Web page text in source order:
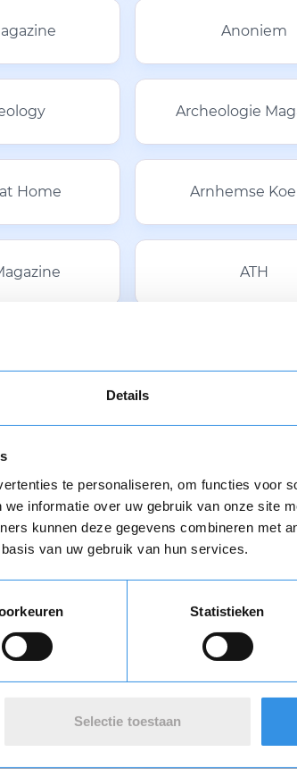
Details
te personaliseren, om functies voor
informatie over uw gebruik van onze site
kunnen deze gegevens combineren met
van uw gebruik van hun services.
Statistieken
Selectie toestaan
Anoniem
Archeologie
Home Arnhemse
ATH
Bakkers in